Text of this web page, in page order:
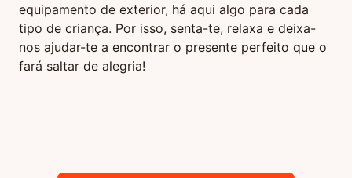
equipamento de exterior, há aqui algo para cada
tipo de criança. Por isso, senta-te, relaxa e deixa-
nos ajudar-te a encontrar o presente perfeito que o
fará saltar de alegria!